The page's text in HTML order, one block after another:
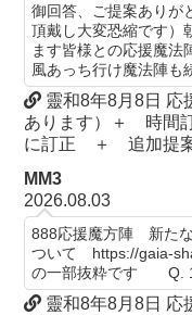
御回答、ご提案ありが
頂戴し大変恐縮です）
ます皆様との応援魔法
風あっち行け魔法陣も
靈和8年8月8日 応
あります）＋ 時間
に訂正 ＋ 追加提
MM3
2026.08.03
888応援魔方陣 新た
ついて https://gaia-
の一部抜粋です Q.
靈和8年8月8日 応